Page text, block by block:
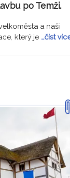
po Temži.
a naši
který je …číst